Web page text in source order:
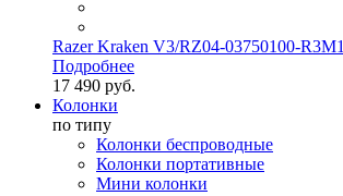
Razer Kraken V3/RZ04-03750100-R3M1
Подробнее
17 490 руб.
Колонки
по типу
Колонки беспроводные
Колонки портативные
Мини колонки